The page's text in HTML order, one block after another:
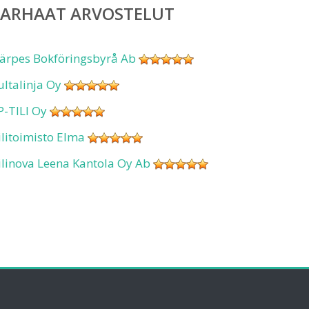
ARVOSTELUT
Bokföringsbyrå Ab
Oy
TILI Oy
Elma
Leena Kantola Oy Ab